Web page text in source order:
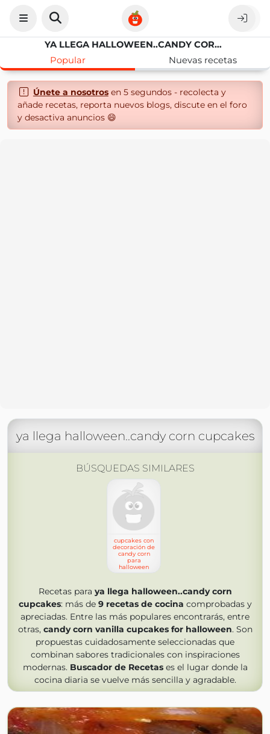
YA LLEGA HALLOWEEN..CANDY CORN CUPCAKES
Popular
Nuevas recetas
Únete a nosotrosen 5 segundos - recolecta y
añade recetas, reporta nuevos blogs, discute en el foro
y desactiva anuncios 😄
ya llega halloween..candy corn cupcakes
BÚSQUEDAS SIMILARES
cupcakes con
decoración de
candy corn
para
halloween
Recetas para ya llega halloween..candy corn
cupcakes: más de 9 recetas de cocina comprobadas y
apreciadas. Entre las más populares encontrarás, entre
otras, candy corn vanilla cupcakes for halloween. Son
propuestas cuidadosamente seleccionadas que
combinan sabores tradicionales con inspiraciones
modernas. Buscador de Recetases el lugar donde la
cocina diaria se vuelve más sencilla y agradable.